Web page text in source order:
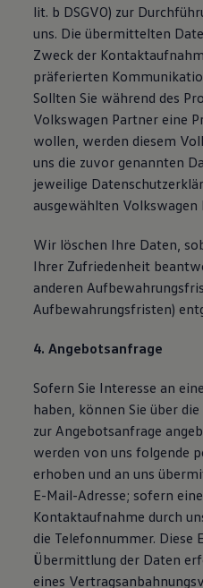
lit. b DSGVO) zur
uns. Die übermittelten
Zweck der
präferierten
Sollten Sie während des
Volkswagen Partner eine
wollen, werden diesem
uns die zuvor genannten
jeweilige
ausgewählten Volkswagen
Wir löschen Ihre Daten,
Ihrer Zufriedenheit
anderen
Aufbewahrungsfristen)
4. Angebotsanfrage
Sofern Sie Interesse an
haben, können Sie über
zur Angebotsanfrage
werden von uns folgende
erhoben und an uns
E-Mail-Adresse; sofern
Kontaktaufnahme durch
die Telefonnummer. Diese
Übermittlung der Daten
eines